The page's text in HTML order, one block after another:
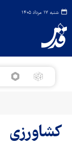
شنبه ۱۷ مرداد ۱۴۰۵
کشاورزی